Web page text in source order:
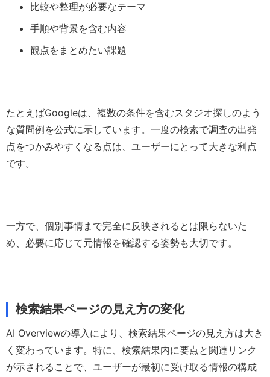
比較や整理が必要なテーマ
手順や背景を含む内容
観点をまとめたい課題
たとえばGoogleは、複数の条件を含むスタジオ探しのよう
な質問例を公式に示しています。一度の検索で調査の出発
点をつかみやすくなる点は、ユーザーにとって大きな利点
です。
一方で、個別事情まで完全に反映されるとは限らないた
め、必要に応じて元情報を確認する姿勢も大切です。
検索結果ページの見え方の変化
AI Overviewの導入により、検索結果ページの見え方は大き
く変わっています。特に、検索結果内に要点と関連リンク
が示されることで、ユーザーが最初に受け取る情報の構成